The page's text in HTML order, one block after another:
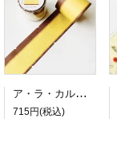
ア・ラ・カル堂 カステラのロール付箋
715円(税込)